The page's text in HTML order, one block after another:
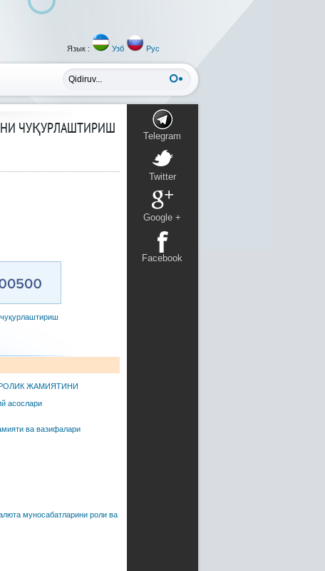
Язык : Узб Рус
Telegram
Twitter
Google +
Facebook
ЧУҚУРЛАШТИРИШ
чуқурлаштириш
ЖАМИЯТИНИ
асослари
ва вазифалари
муносабатларини роли ва